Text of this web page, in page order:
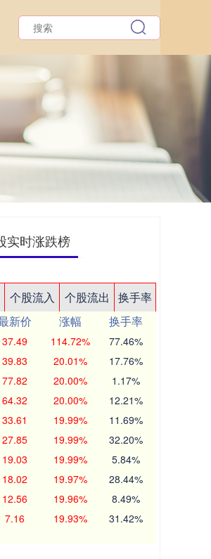
实时涨跌榜
个股流入 个股流出
换手率
新价 涨幅
换手率
37.49 114.72% 77.46%
39.83 20.01% 17.76%
77.82 20.00% 1.17%
64.32 20.00% 12.21%
33.61 19.99% 11.69%
27.85 19.99% 32.20%
19.03 19.99% 5.84%
18.02 19.97% 28.44%
12.56 19.96% 8.49%
7.16 19.93% 31.42%